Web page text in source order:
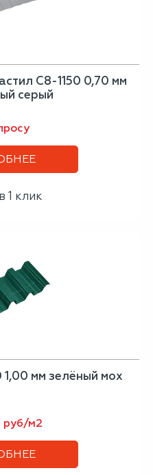
С8-1150 0,70 мм
серый
1 клик
мм зелёный мох
руб/м2